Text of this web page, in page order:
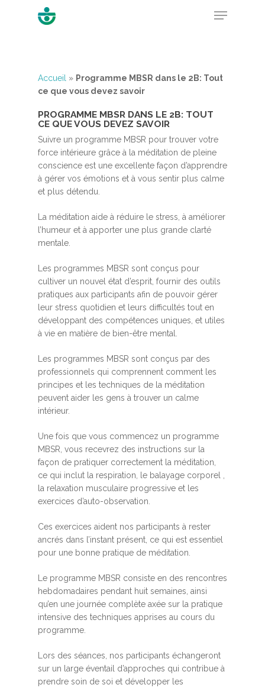
Hit enter to search or ESC to close
Accueil » Programme MBSR dans le 2B: Tout
ce que vous devez savoir
PROGRAMME MBSR DANS LE 2B: TOUT
CE QUE VOUS DEVEZ SAVOIR
Suivre un programme MBSR pour trouver votre
force intérieure grâce à la méditation de pleine
conscience est une excellente façon d’apprendre
à gérer vos émotions et à vous sentir plus calme
et plus détendu.
La méditation aide à réduire le stress, à améliorer
l’humeur et à apporter une plus grande clarté
mentale.
Les programmes MBSR sont conçus pour
cultiver un nouvel état d’esprit, fournir des outils
pratiques aux participants afin de pouvoir gérer
leur stress quotidien et leurs difficultés tout en
développant des compétences uniques, et utiles
à vie en matière de bien-être mental.
Les programmes MBSR sont conçus par des
professionnels qui comprennent comment les
principes et les techniques de la méditation
peuvent aider les gens à trouver un calme
intérieur.
Une fois que vous commencez un programme
MBSR, vous recevrez des instructions sur la
façon de pratiquer correctement la méditation,
ce qui inclut la respiration, le balayage corporel ,
la relaxation musculaire progressive et les
exercices d’auto-observation.
Ces exercices aident nos participants à rester
ancrés dans l’instant présent, ce qui est essentiel
pour une bonne pratique de méditation.
Le programme MBSR consiste en des rencontres
hebdomadaires pendant huit semaines, ainsi
qu’en une journée complète axée sur la pratique
intensive des techniques apprises au cours du
programme.
Lors des séances, nos participants échangeront
sur un large éventail d’approches qui contribue à
prendre soin de soi et développer les